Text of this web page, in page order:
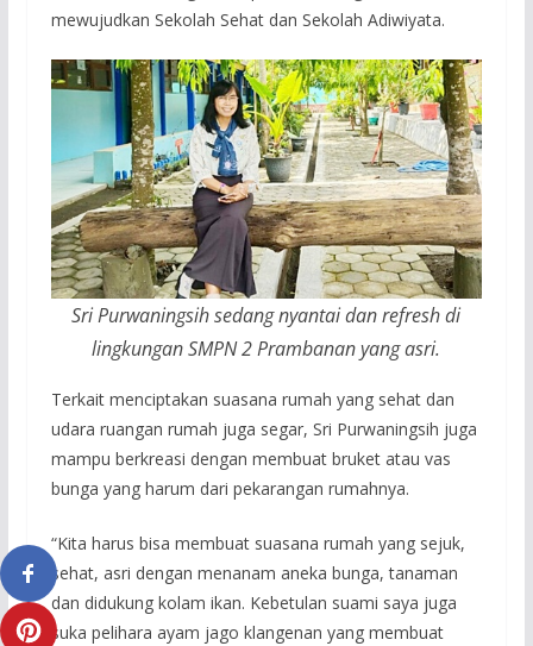
mewujudkan Sekolah Sehat dan Sekolah Adiwiyata.
Sri Purwaningsih sedang nyantai dan refresh di
lingkungan SMPN 2 Prambanan yang asri.
Terkait menciptakan suasana rumah yang sehat dan
udara ruangan rumah juga segar, Sri Purwaningsih juga
mampu berkreasi dengan membuat bruket atau vas
bunga yang harum dari pekarangan rumahnya.
“Kita harus bisa membuat suasana rumah yang sejuk,
sehat, asri dengan menanam aneka bunga, tanaman
dan didukung kolam ikan. Kebetulan suami saya juga
suka pelihara ayam jago klangenan yang membuat